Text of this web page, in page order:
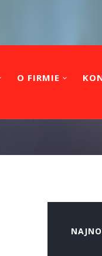
O FIRMIE